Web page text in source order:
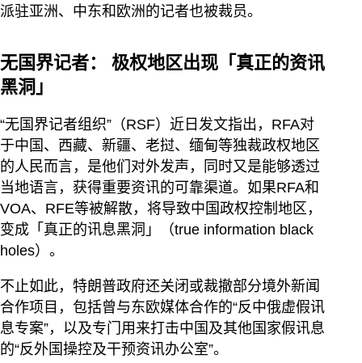
派驻亚洲、中东和欧洲的记者也被裁员。
无国界记者： 极权地区出现「真正的资讯
黑洞」
“无国界记者组织”（RSF）近日发文指出，RFA对
于中国、西藏、新疆、老挝、缅甸等独裁政权地区
的人民而言，是他们对外发声，同时又是能够透过
当地语言，获得重要资讯的可靠渠道。如果RFA和
VOA、RFE等被解散，将导致中国政权控制地区，
变成「真正的讯息黑洞」（true information black
holes）。
不止如此，特朗普政府还关闭或裁撤部分境外新闻
合作项目，包括曾与东欧媒体合作的“反中俄虚假讯
息专案”，以及专门用来打击中国及其他国家假讯息
的“反外国操控及干预资讯办公室”。